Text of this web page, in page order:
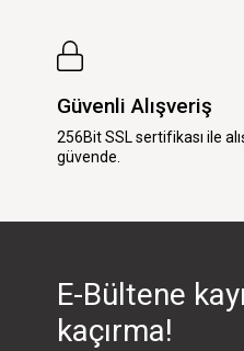
Güvenli Alışveriş
256Bit SSL sertifikası ile
güvende.
E-Bültene
kaçırma!